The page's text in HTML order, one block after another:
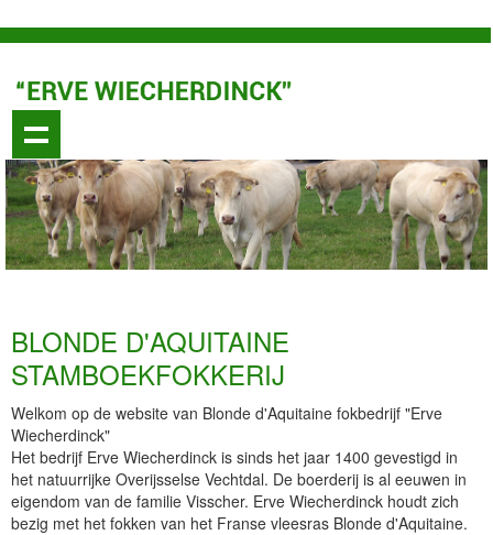
BLONDE D'AQUITAINE
STAMBOEKFOKKERIJ
Welkom op de website van Blonde d'Aquitaine fokbedrijf "Erve
Wiecherdinck"
Het bedrijf Erve Wiecherdinck is sinds het jaar 1400 gevestigd in
het natuurrijke Overijsselse Vechtdal. De boerderij is al eeuwen in
eigendom van de familie Visscher. Erve Wiecherdinck houdt zich
bezig met het fokken van het Franse vleesras Blonde d'Aquitaine.